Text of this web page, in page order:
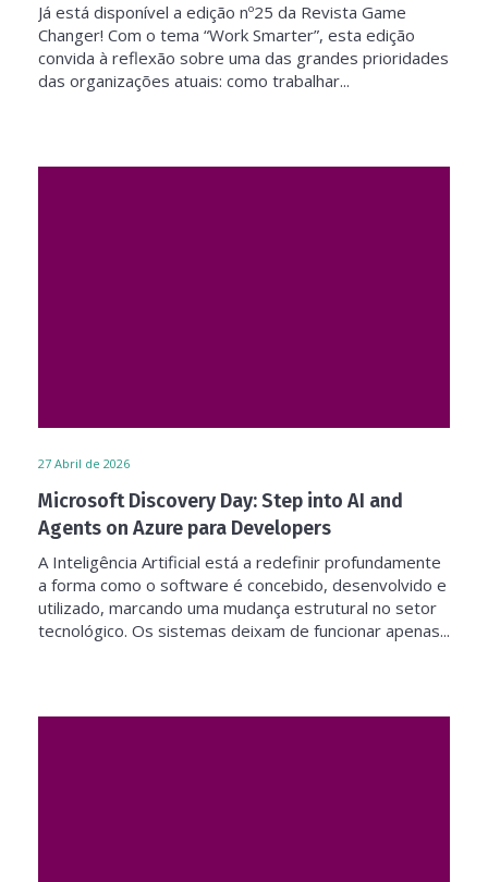
Já está disponível a edição nº25 da Revista Game
Changer! Com o tema “Work Smarter”, esta edição
convida à reflexão sobre uma das grandes prioridades
das organizações atuais: como trabalhar...
27 Abril de 2026
Microsoft Discovery Day: Step into AI and
Agents on Azure para Developers
A Inteligência Artificial está a redefinir profundamente
a forma como o software é concebido, desenvolvido e
utilizado, marcando uma mudança estrutural no setor
tecnológico. Os sistemas deixam de funcionar apenas...